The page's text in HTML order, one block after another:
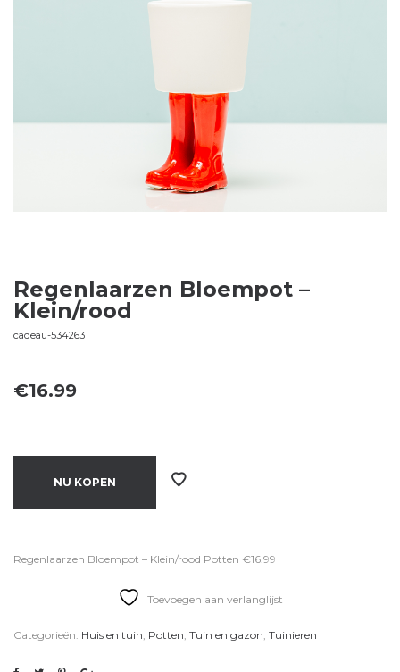
Regenlaarzen Bloempot –
Klein/rood
cadeau-534263
€16.99
NU KOPEN
Regenlaarzen Bloempot – Klein/rood Potten €16.99
Toevoegen aan verlanglijst
Categorieën: Huis en tuin, Potten, Tuin en gazon, Tuinieren